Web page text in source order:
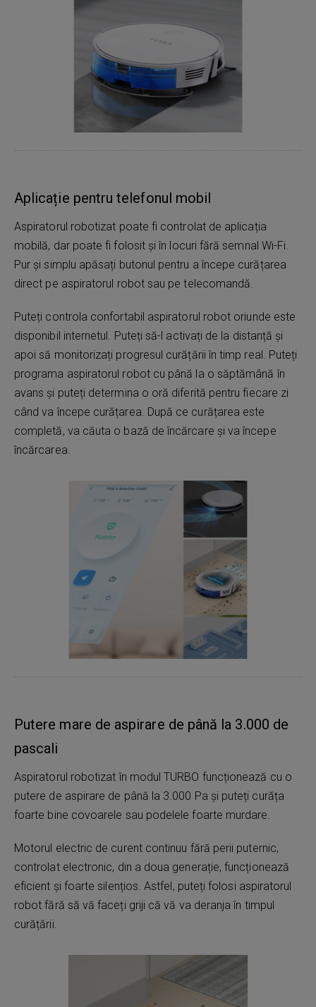
Aplicație pentru telefonul mobil
Aspiratorul robotizat poate fi controlat de aplicația
mobilă, dar poate fi folosit și în locuri fără semnal Wi-Fi.
Pur și simplu apăsați butonul pentru a începe curățarea
direct pe aspiratorul robot sau pe telecomandă.
Puteți controla confortabil aspiratorul robot oriunde este
disponibil internetul. Puteți să-l activați de la distanță și
apoi să monitorizați progresul curățării în timp real. Puteți
programa aspiratorul robot cu până la o săptămână în
avans și puteți determina o oră diferită pentru fiecare zi
când va începe curățarea. După ce curățarea este
completă, va căuta o bază de încărcare și va începe
încărcarea.
Putere mare de aspirare de până la 3.000 de
pascali
Aspiratorul robotizat în modul TURBO funcționează cu o
putere de aspirare de până la 3.000 Pa și puteți curăța
foarte bine covoarele sau podelele foarte murdare.
Motorul electric de curent continuu fără perii puternic,
controlat electronic, din a doua generație, funcționează
eficient și foarte silențios. Astfel, puteți folosi aspiratorul
robot fără să vă faceți griji că vă va deranja în timpul
curățării.